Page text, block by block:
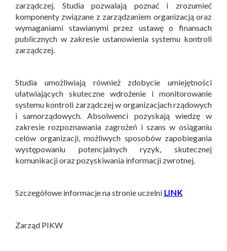
zarządczej. Studia pozwalają poznać i zrozumieć
komponenty związane z zarządzaniem organizacją oraz
wymaganiami stawianymi przez ustawę o finansach
publicznych w zakresie ustanowienia systemu kontroli
zarządczej.
Studia umożliwiają również zdobycie umiejętności
ułatwiających skuteczne wdrożenie i monitorowanie
systemu kontroli zarządczej w organizacjach rządowych
i samorządowych. Absolwenci pozyskają wiedzę w
zakresie rozpoznawania zagrożeń i szans w osiąganiu
celów organizacji, możliwych sposobów zapobiegania
występowaniu potencjalnych ryzyk, skutecznej
komunikacji oraz pozyskiwania informacji zwrotnej.
Szczegółowe informacje na stronie uczelni LINK
Zarząd PIKW